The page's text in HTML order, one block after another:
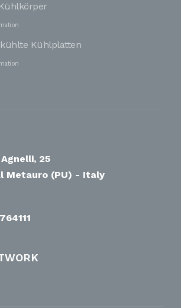
Kühlplatten
25
Metauro (PU) - Italy